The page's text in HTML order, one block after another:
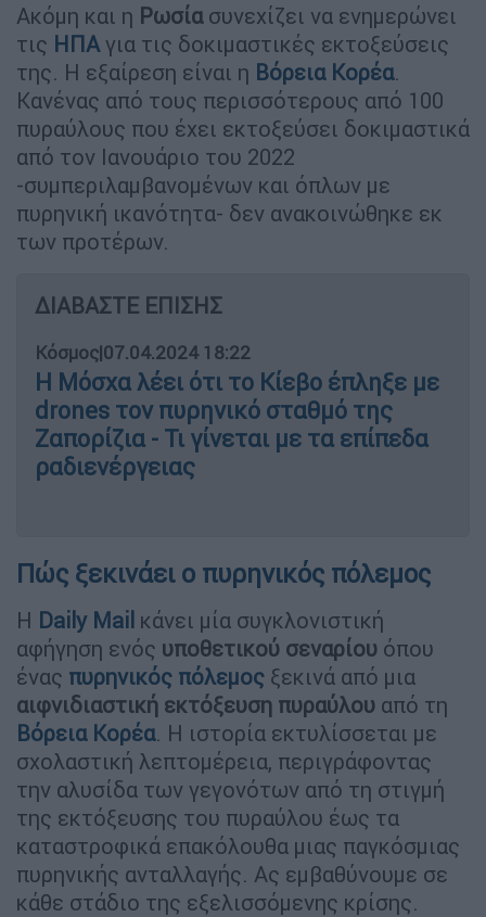
Ακόμη και η Ρωσίασυνεχίζει να ενημερώνει
τις ΗΠΑ για τις δοκιμαστικές εκτοξεύσεις
της. Η εξαίρεση είναι η Βόρεια Κορέα.
Κανένας από τους περισσότερους από 100
πυραύλους που έχει εκτοξεύσει δοκιμαστικά
από τον Ιανουάριο του 2022
-συμπεριλαμβανομένων και όπλων με
πυρηνική ικανότητα- δεν ανακοινώθηκε εκ
των προτέρων.
ΔΙΑΒΑΣΤΕ ΕΠΙΣΗΣ
Κόσμος|07.04.2024 18:22
Η Μόσχα λέει ότι το Κίεβο έπληξε με
drones τον πυρηνικό σταθμό της
Ζαπορίζια - Τι γίνεται με τα επίπεδα
ραδιενέργειας
Πώς ξεκινάει ο πυρηνικός πόλεμος
Η Daily Mail κάνει μία συγκλονιστική
αφήγηση ενός υποθετικού σεναρίου όπου
ένας πυρηνικός πόλεμος ξεκινά από μια
αιφνιδιαστική εκτόξευση πυραύλου από τη
Βόρεια Κορέα. Η ιστορία εκτυλίσσεται με
σχολαστική λεπτομέρεια, περιγράφοντας
την αλυσίδα των γεγονότων από τη στιγμή
της εκτόξευσης του πυραύλου έως τα
καταστροφικά επακόλουθα μιας παγκόσμιας
πυρηνικής ανταλλαγής. Ας εμβαθύνουμε σε
κάθε στάδιο της εξελισσόμενης κρίσης.